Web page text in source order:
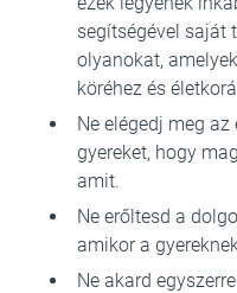
segítségével saját
olyanokat,
köréhez és
Ne elégedj meg
gyereket, hogy
amit.
Ne erőltesd a
amikor a
Ne akard